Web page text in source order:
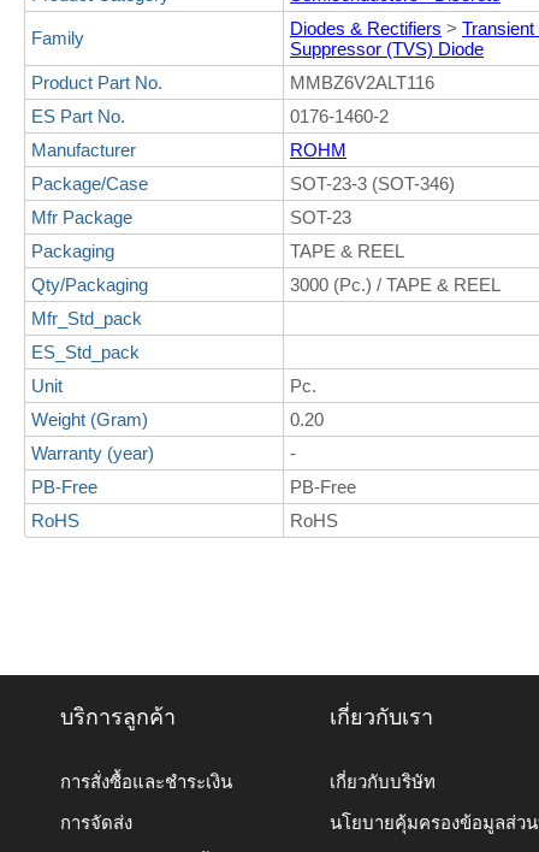
Family Diodes & Rectifiers > Transient
Suppressor (TVS) Diode
Product Part No.
MMBZ6V2ALT116
ES Part No.
0176-1460-2
Manufacturer
ROHM
Package/Case
SOT-23-3 (SOT-346)
Mfr Package
SOT-23
Packaging
TAPE & REEL
Qty/Packaging
3000 (Pc.) / TAPE & REEL
Mfr_Std_pack
ES_Std_pack
Unit
Pc.
Weight (Gram)
0.20
Warranty (year)
-
PB-Free
PB-Free
RoHS
RoHS
บริการลูกค้า
การสั่งซื้อและชำระเงิน
การจัดส่ง
เกี่ยวกับเรา
เกี่ยวกับบริษัท
นโยบายคุ้มครองข้อมูลส่ว